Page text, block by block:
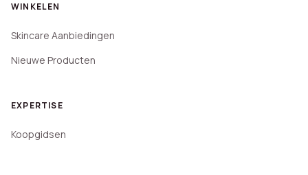
WINKELEN
Skincare Aanbiedingen
Nieuwe Producten
EXPERTISE
Koopgidsen